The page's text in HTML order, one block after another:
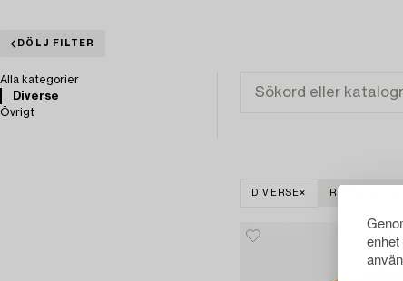
DÖLJ FILTER
Alla kategorier
Diverse
Övrigt
DIVERSE RENSA ALLA